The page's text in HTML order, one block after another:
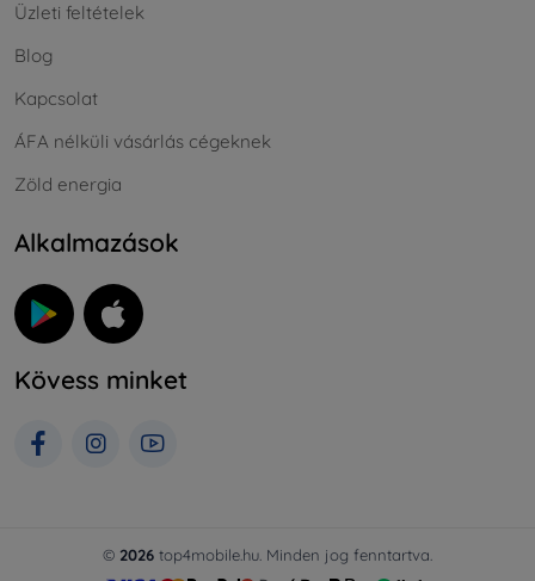
Üzleti feltételek
Blog
Kapcsolat
ÁFA nélküli vásárlás cégeknek
Zöld energia
Alkalmazások
Kövess minket
© 2026 top4mobile.hu. Minden jog fenntartva.